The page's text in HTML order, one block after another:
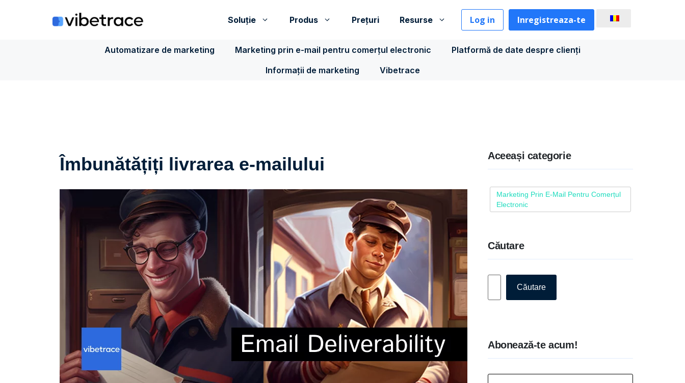
Soluţie Produs Prețuri Resurse Log in Inregistreaza-te
Automatizare de marketing Marketing prin e-mail pentru comerțul electronic
Platformă de date despre clienți
Informații de marketing
Vibetrace
Îmbunătățiți livrarea e-mailului Aceeași categorie
Marketing Prin E-Mail Pentru Comerțul
Electronic
Căutare
Căutare
Abonează-te acum!